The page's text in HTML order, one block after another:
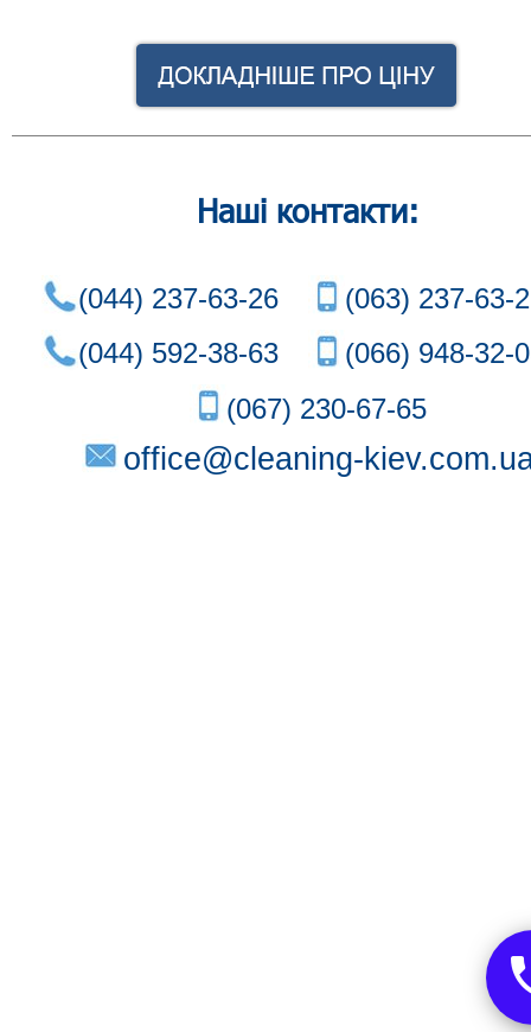
Наші контакти:
(044) 237-63-26
(044) 592-38-63
(063) 237-63-
(066) 948-32-
(067) 230-67-65
office@cleaning-